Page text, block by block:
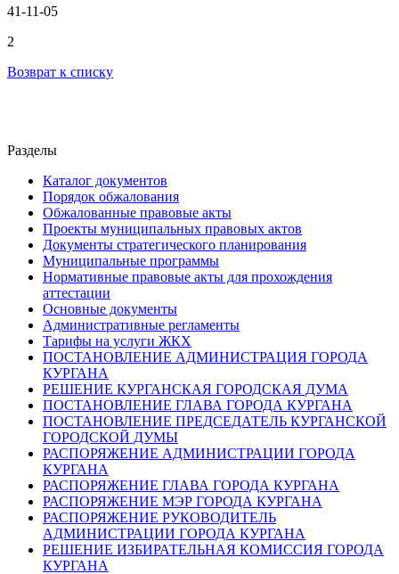
41-11-05
2
Возврат к списку
Разделы
Каталог документов
Порядок обжалования
Обжалованные правовые акты
Проекты муниципальных правовых актов
Документы стратегического планирования
Муниципальные программы
Нормативные правовые акты для прохождения
аттестации
Основные документы
Административные регламенты
Тарифы на услуги ЖКХ
ПОСТАНОВЛЕНИЕ АДМИНИСТРАЦИЯ ГОРОДА
КУРГАНА
РЕШЕНИЕ КУРГАНСКАЯ ГОРОДСКАЯ ДУМА
ПОСТАНОВЛЕНИЕ ГЛАВА ГОРОДА КУРГАНА
ПОСТАНОВЛЕНИЕ ПРЕДСЕДАТЕЛЬ КУРГАНСКОЙ
ГОРОДСКОЙ ДУМЫ
РАСПОРЯЖЕНИЕ АДМИНИСТРАЦИИ ГОРОДА
КУРГАНА
РАСПОРЯЖЕНИЕ ГЛАВА ГОРОДА КУРГАНА
РАСПОРЯЖЕНИЕ МЭР ГОРОДА КУРГАНА
РАСПОРЯЖЕНИЕ РУКОВОДИТЕЛЬ
АДМИНИСТРАЦИИ ГОРОДА КУРГАНА
РЕШЕНИЕ ИЗБИРАТЕЛЬНАЯ КОМИССИЯ ГОРОДА
КУРГАНА